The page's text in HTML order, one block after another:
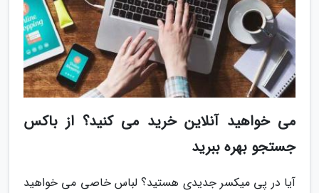
می خواهید آنلاین خرید می کنید؟ از باکس
جستجو بهره ببرید
آیا در پی میکسر جدیدی هستید؟ لباس خاصی می خواهید